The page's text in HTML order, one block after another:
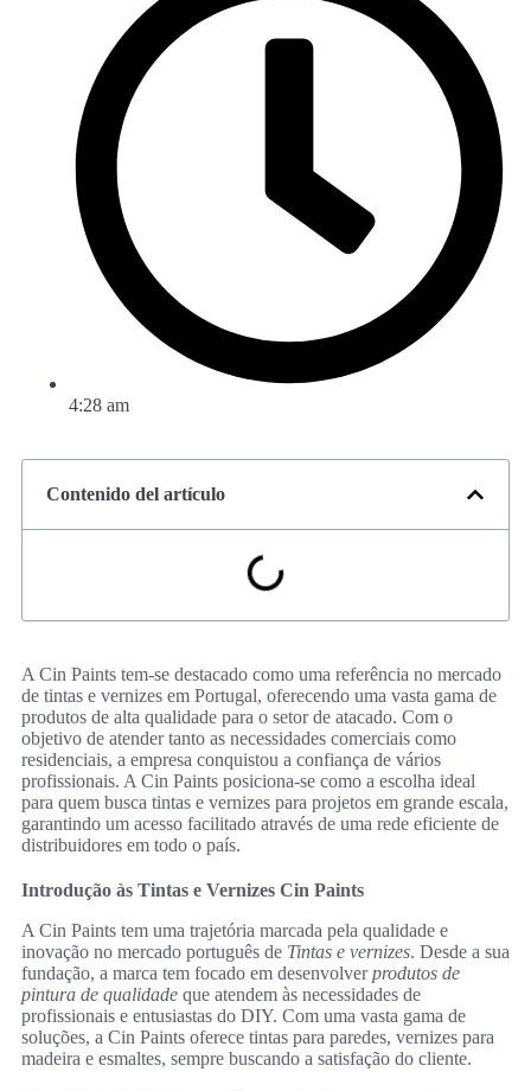
4:28 am
Contenido del artículo
A Cin Paints tem-se destacado como uma referência no mercado
de tintas e vernizes em Portugal, oferecendo uma vasta gama de
produtos de alta qualidade para o setor de atacado. Com o
objetivo de atender tanto as necessidades comerciais como
residenciais, a empresa conquistou a confiança de vários
profissionais. A Cin Paints posiciona-se como a escolha ideal
para quem busca tintas e vernizes para projetos em grande escala,
garantindo um acesso facilitado através de uma rede eficiente de
distribuidores em todo o país.
Introdução às Tintas e Vernizes Cin Paints
A Cin Paints tem uma trajetória marcada pela qualidade e
inovação no mercado português de Tintas e vernizes. Desde a sua
fundação, a marca tem focado em desenvolverprodutos de
pintura de qualidade que atendem às necessidades de
profissionais e entusiastas do DIY. Com uma vasta gama de
soluções, a Cin Paints oferece tintas para paredes, vernizes para
madeira e esmaltes, sempre buscando a satisfação do cliente.